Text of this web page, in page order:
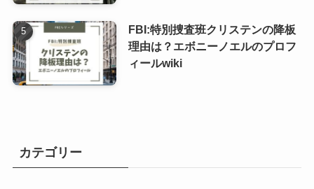
FBI:特別捜査班クリステンの降板
理由は？エボニーノエルのプロフ
ィールwiki
カテゴリー